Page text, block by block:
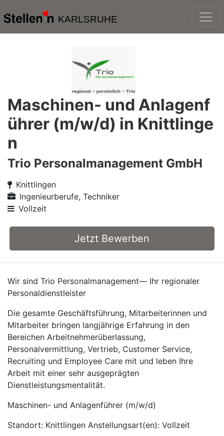
KARLSRUHE
Maschinen- und Anlagenf
ührer (m/w/d) in Knittlinge
n
Trio Personalmanagement GmbH
Knittlingen
Ingenieurberufe, Techniker
Vollzeit
Jetzt Bewerben
Wir sind Trio Personalmanagement— Ihr regionaler
Personaldienstleister
Die gesamte Geschäftsführung, Mitarbeiterinnen und
Mitarbeiter bringen langjährige Erfahrung in den
Bereichen Arbeitnehmerüberlassung,
Personalvermittlung, Vertrieb, Customer Service,
Recruiting und Employee Care mit und leben Ihre
Arbeit mit einer sehr ausgeprägten
Dienstleistungsmentalität.
Maschinen- und Anlagenführer (m/w/d)
Standort: Knittlingen Anstellungsart(en): Vollzeit